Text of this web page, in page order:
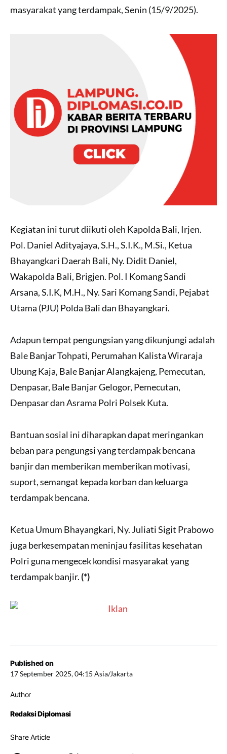
Published on
17 September 2025, 04:15 Asia/Jakarta
Author
Redaksi Diplomasi
Share Article
masyarakat yang terdampak, Senin (15/9/2025).
Kegiatan ini turut diikuti oleh Kapolda Bali, Irjen.
Pol. Daniel Adityajaya, S.H., S.I.K., M.Si., Ketua
Bhayangkari Daerah Bali, Ny. Didit Daniel,
Wakapolda Bali, Brigjen. Pol. I Komang Sandi
Arsana, S.I.K, M.H., Ny. Sari Komang Sandi, Pejabat
Utama (PJU) Polda Bali dan Bhayangkari.
Adapun tempat pengungsian yang dikunjungi adalah
Bale Banjar Tohpati, Perumahan Kalista Wiraraja
Ubung Kaja, Bale Banjar Alangkajeng, Pemecutan,
Denpasar, Bale Banjar Gelogor, Pemecutan,
Denpasar dan Asrama Polri Polsek Kuta.
Bantuan sosial ini diharapkan dapat meringankan
beban para pengungsi yang terdampak bencana
banjir dan memberikan memberikan motivasi,
suport, semangat kepada korban dan keluarga
terdampak bencana.
Ketua Umum Bhayangkari, Ny. Juliati Sigit Prabowo
juga berkesempatan meninjau fasilitas kesehatan
Polri guna mengecek kondisi masyarakat yang
terdampak banjir. (*)